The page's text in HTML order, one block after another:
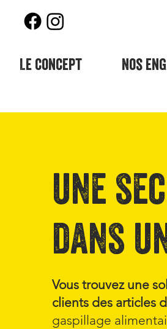
Le concept Nos
une
dans
Vous trouvez une
clients des articles
gaspillage